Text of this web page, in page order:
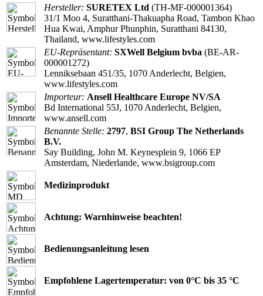
Hersteller: SURETEX Ltd (TH-MF-000001364)
31/1 Moo 4, Suratthani-Thakuapha Road, Tambon Khao
Hua Kwai, Amphur Phunphin, Suratthani 84130,
Thailand, www.lifestyles.com
EU-Repräsentant: SXWell Belgium bvba (BE-AR-
000001272)
Lenniksebaan 451/35, 1070 Anderlecht, Belgien,
www.lifestyles.com
Importeur: Ansell Healthcare Europe NV/SA
Bd International 55J, 1070 Anderlecht, Belgien,
www.ansell.com
Benannte Stelle: 2797, BSI Group The Netherlands
B.V.
Say Building, John M. Keynesplein 9, 1066 EP
Amsterdam, Niederlande, www.bsigroup.com
Medizinprodukt
Achtung: Warnhinweise beachten!
Bedienungsanleitung lesen
Empfohlene Lagertemperatur: von 0°C bis 35 °C